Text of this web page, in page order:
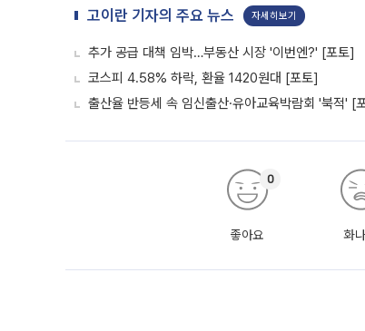
고이란 기자의 주요 뉴스 자세히보기
추가 공급 대책 임박…부동산 시장 '이번엔?' [포토]
코스피 4.58% 하락, 환율 1420원대 [포토]
출산율 반등세 속 임신출산·유아교육박람회 '북적' [
좋아요
0
화